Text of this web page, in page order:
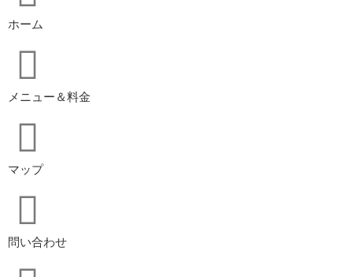
ホーム
メニュー＆料金
マップ
問い合わせ